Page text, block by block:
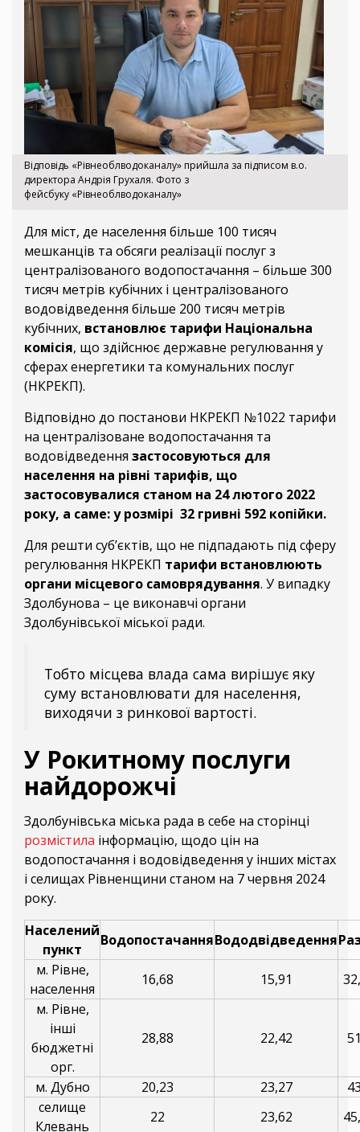
Відповідь «Рівнеоблводоканалу» прийшла за підписом в.о.
директора Андрія Грухаля. Фото з
фейсбуку «Рівнеоблводоканалу»
Для міст, де населення більше 100 тисяч
мешканців та обсяги реалізації послуг з
централізованого водопостачання – більше 300
тисяч метрів кубічних і централізованого
водовідведення більше 200 тисяч метрів
кубічних, встановлює тарифи Національна
комісія, що здійснює державне регулювання у
сферах енергетики та комунальних послуг
(НКРЕКП).
Відповідно до постанови НКРЕКП №1022 тарифи
на централізоване водопостачання та
водовідведення застосовуються для
населення на рівні тарифів, що
застосовувалися станом на 24 лютого 2022
року, а саме: у розмірі 32 гривні 592 копійки.
Для решти суб’єктів, що не підпадають під сферу
регулювання НКРЕКП тарифи встановлюють
органи місцевого самоврядування. У випадку
Здолбунова – це виконавчі органи
Здолбунівської міської ради.
Тобто місцева влада сама вирішує яку
суму встановлювати для населення,
виходячи з ринкової вартості.
У Рокитному послуги
найдорожчі
Здолбунівська міська рада в себе на сторінці
розмістила інформацію, щодо цін на
водопостачання і водовідведення у інших містах
і селищах Рівненщини станом на 7 червня 2024
року.
Населений
пункт
ВодопостачанняВододвідведення
м. Рівне,
населення
16,68 15,91
м. Рівне,
інші
бюджетні
орг.
28,88 22,42
м. Дубно 20,23 23,27
селище
Клевань
22 23,62